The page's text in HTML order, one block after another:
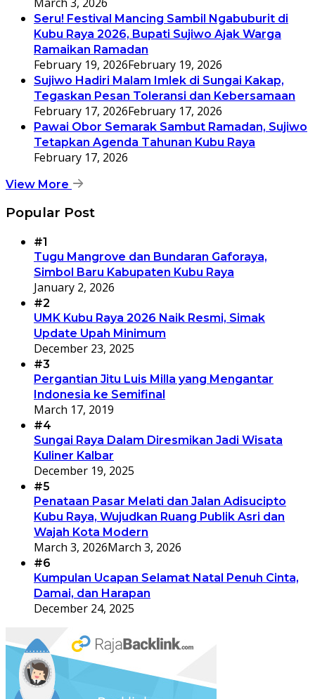
Seru! Festival Mancing Sambil Ngabuburit di
Kubu Raya 2026, Bupati Sujiwo Ajak Warga
Ramaikan Ramadan
February 19, 2026February 19, 2026
Sujiwo Hadiri Malam Imlek di Sungai Kakap,
Tegaskan Pesan Toleransi dan Kebersamaan
February 17, 2026February 17, 2026
Pawai Obor Semarak Sambut Ramadan, Sujiwo
Tetapkan Agenda Tahunan Kubu Raya
February 17, 2026
View More
Popular Post
#1
Tugu Mangrove dan Bundaran Gaforaya,
Simbol Baru Kabupaten Kubu Raya
January 2, 2026
#2
UMK Kubu Raya 2026 Naik Resmi, Simak
Update Upah Minimum
December 23, 2025
#3
Pergantian Jitu Luis Milla yang Mengantar
Indonesia ke Semifinal
March 17, 2019
#4
Sungai Raya Dalam Diresmikan Jadi Wisata
Kuliner Kalbar
December 19, 2025
#5
Penataan Pasar Melati dan Jalan Adisucipto
Kubu Raya, Wujudkan Ruang Publik Asri dan
Wajah Kota Modern
March 3, 2026March 3, 2026
#6
Kumpulan Ucapan Selamat Natal Penuh Cinta,
Damai, dan Harapan
December 24, 2025